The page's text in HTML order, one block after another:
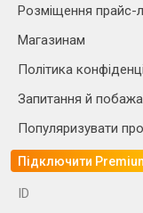
Розміщення прайс-
Магазинам
Політика
Запитання й
Популяризувати
Підключити
ID